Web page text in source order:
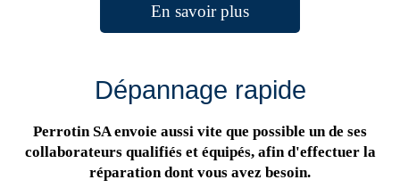
En savoir plus
Dépannage rapide
Perrotin SA envoie aussi vite que possible un de ses
collaborateurs qualifiés et équipés, afin d'effectuer la
réparation dont vous avez besoin.